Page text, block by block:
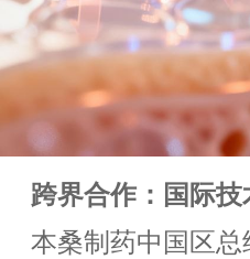
跨界合作：国际
本桑制药中国区